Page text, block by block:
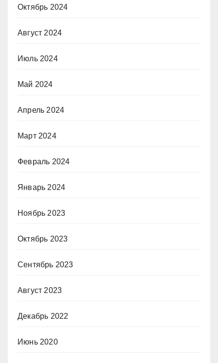
Октябрь 2024
Август 2024
Июль 2024
Май 2024
Апрель 2024
Март 2024
Февраль 2024
Январь 2024
Ноябрь 2023
Октябрь 2023
Сентябрь 2023
Август 2023
Декабрь 2022
Июнь 2020